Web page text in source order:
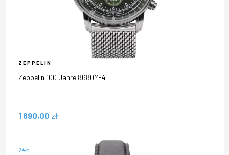
ZEPPELIN
Zeppelin 100 Jahre 8680M-4
1 690,00 zł
24h